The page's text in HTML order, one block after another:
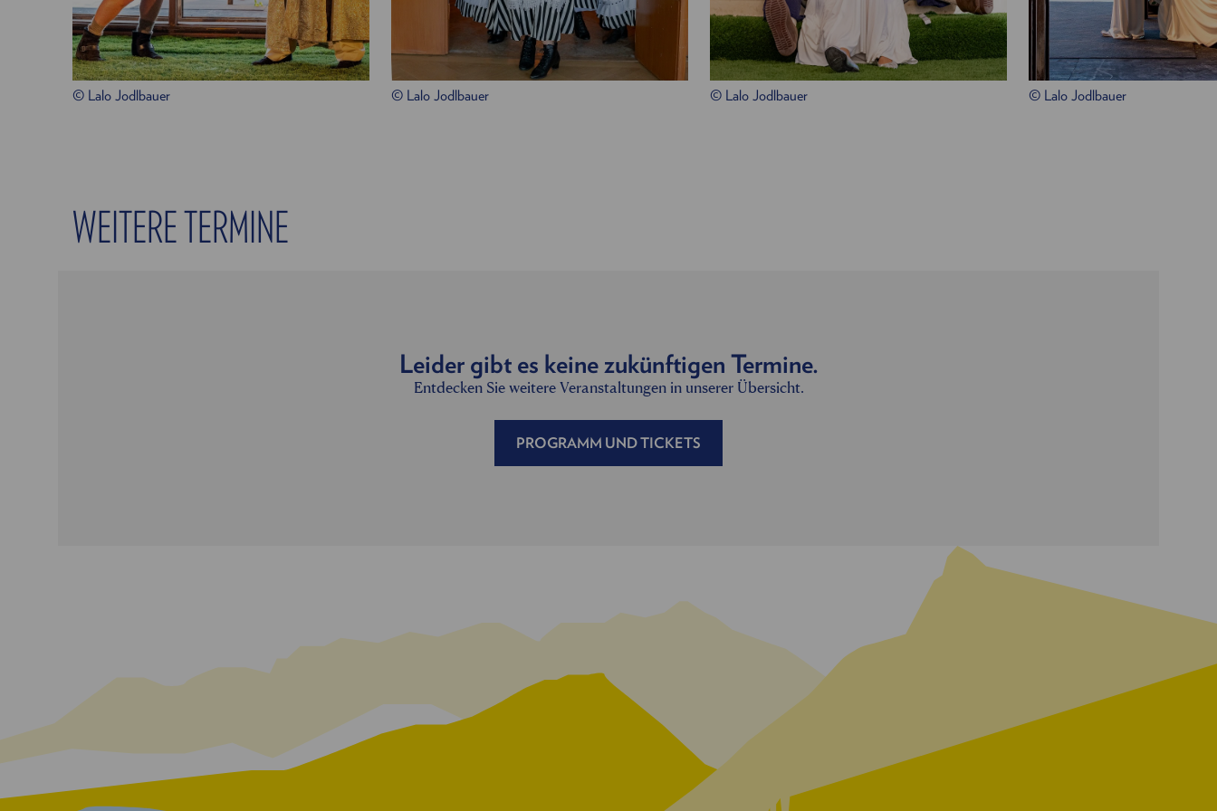
Alle Infos zu Ihrem Besuch im Südbahnhotel
© Lalo Jodlbauer © Lalo Jodlbauer © Lalo Jodlbauer © Lalo Jodlbauer
WEITERE TERMINE
Leider gibt es keine zukünftigen Termine.
Entdecken Sie weitere Veranstaltungen in unserer Übersicht.
PROGRAMM UND TICKETS